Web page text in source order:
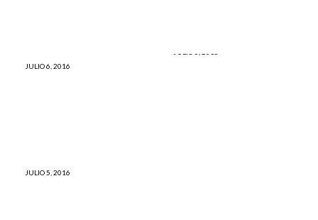
JULIO 6, 2016
JULIO 5, 2016